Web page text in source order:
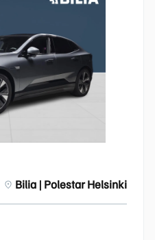
Bilia | Polestar Helsinki